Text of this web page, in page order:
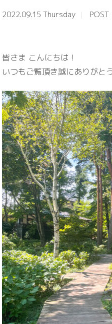
2022.09.15 Thursday POST :
皆さま こんにちは！
いつもご覧頂き誠にありがと